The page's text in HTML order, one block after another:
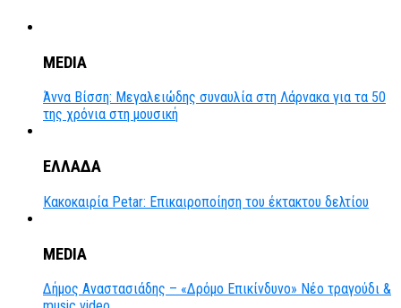
MEDIA
Άννα Βίσση: Μεγαλειώδης συναυλία στη Λάρνακα για τα 50
της χρόνια στη μουσική
ΕΛΛΑΔΑ
Κακοκαιρία Petar: Επικαιροποίηση του έκτακτου δελτίου
MEDIA
Δήμος Αναστασιάδης – «Δρόμο Επικίνδυνο» Νέο τραγούδι &